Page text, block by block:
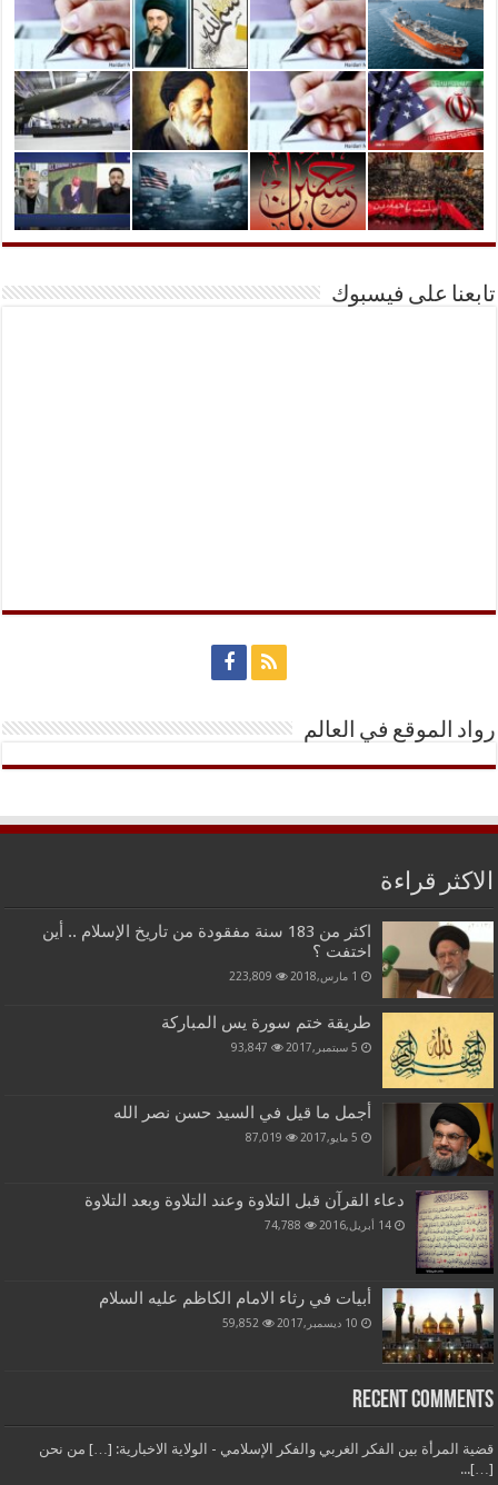
تابعنا على فيسبوك
رواد الموقع في العالم
الاكثر قراءة
اكثر من 183 سنة مفقودة من تاريخ الإسلام .. أين
اختفت ؟
1 مارس,2018 223,809
طريقة ختم سورة يس المباركة
5 سبتمبر,2017 93,847
أجمل ما قيل في السيد حسن نصر الله
5 مايو,2017 87,019
دعاء القرآن قبل التلاوة وعند التلاوة وبعد التلاوة
14 أبريل,2016 74,788
أبيات في رثاء الامام الكاظم عليه السلام
10 ديسمبر,2017 59,852
Recent Comments
قضية المرأة بين الفكر الغربي والفكر الإسلامي - الولاية الاخبارية: […] من نحن
[…]...